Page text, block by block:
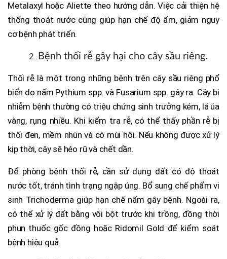
Metalaxyl hoặc Aliette theo hướng dẫn. Việc cải thiện hệ
thống thoát nước cũng giúp hạn chế độ ẩm, giảm nguy
cơ bệnh phát triển.
Bệnh thối rễ gây hại cho cây sầu riêng.
Thối rễ là một trong những bệnh trên cây sầu riêng phổ
biến do nấm Pythium spp. và Fusarium spp. gây ra. Cây bị
nhiễm bệnh thường có triệu chứng sinh trưởng kém, lá úa
vàng, rụng nhiều. Khi kiểm tra rễ, có thể thấy phần rễ bị
thối đen, mềm nhũn và có mùi hôi. Nếu không được xử lý
kịp thời, cây sẽ héo rũ và chết dần.
Để phòng bệnh thối rễ, cần sử dụng đất có độ thoát
nước tốt, tránh tình trạng ngập úng. Bổ sung chế phẩm vi
sinh Trichoderma giúp hạn chế nấm gây bệnh. Ngoài ra,
có thể xử lý đất bằng vôi bột trước khi trồng, đồng thời
phun thuốc gốc đồng hoặc Ridomil Gold để kiểm soát
bệnh hiệu quả.